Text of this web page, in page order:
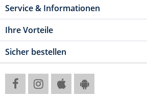
Service & Informationen
Ihre Vorteile
Sicher bestellen